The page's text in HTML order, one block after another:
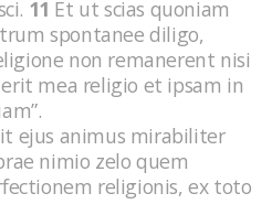
11 Et ut scias quoniam
spontanee diligo,
non remanerent nisi
mea religio et ipsam in
ejus animus mirabiliter
nimio zelo quem
religionis, ex toto